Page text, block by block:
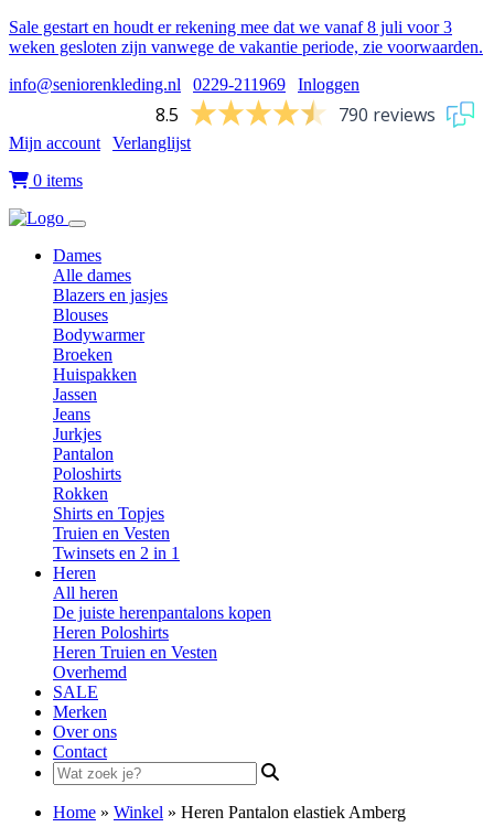
Sale gestart en houdt er rekening mee dat we vanaf 8 juli voor 3
weken gesloten zijn vanwege de vakantie periode, zie voorwaarden.
info@seniorenkleding.nl
0229-211969 Inloggen
8.5 790 reviews
Mijn account Verlanglijst
0 items
Dames
Alle dames
Blazers en jasjes
Blouses
Bodywarmer
Broeken
Huispakken
Jassen
Jeans
Jurkjes
Pantalon
Poloshirts
Rokken
Shirts en Topjes
Truien en Vesten
Twinsets en 2 in 1
Heren
All heren
De juiste herenpantalons kopen
Heren Poloshirts
Heren Truien en Vesten
Overhemd
SALE
Merken
Over ons
Contact
Search
for:
Home » Winkel » Heren Pantalon elastiek Amberg